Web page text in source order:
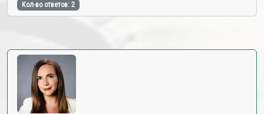
Кол-во ответов: 2